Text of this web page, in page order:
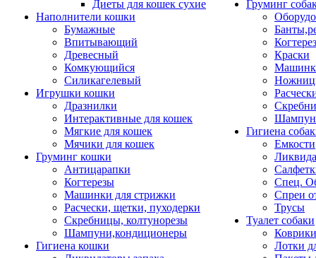
Диеты для кошек сухие
Наполнители кошки
Бумажные
Впитывающий
Древесный
Комкующийся
Силикагелевый
Игрушки кошки
Дразнилки
Интерактивные для кошек
Мягкие для кошек
Мячики для кошек
Груминг кошки
Антицарапки
Когтерезы
Машинки для стрижки
Расчески, щетки, пуходерки
Скребницы, колтунорезы
Шампуни,кондиционеры
Гигиена кошки
Груминг
Краски
Гигиена
Емкости
Спец.
Спреи
Трусы
Туалет собаки
Коврики
Лотки